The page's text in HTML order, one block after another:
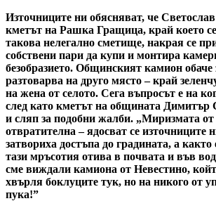
Източниците ни обясняват, че
кметът на Рашка Гращица, край което
такова нелегално сметище, накрая се
собствени пари да купи и монтира
безобразието. Общинският камион обаче
разтоварва на друго място – край
на жена от селото. Сега въпросът е на
след като кметът на общината Димитър
и сляп за подобни жалби. „Миризмата от
отвратителна – ядосват се източниците
затвориха достъпа до градината, а както
тази мръсотия отива в почвата и във
сме виждали камиона от Невестино,
хвърля боклуците тук, но на никого от
пука!”